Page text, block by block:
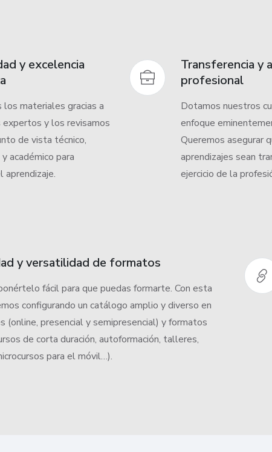
y excelencia
los materiales gracias a
y los revisamos
de vista técnico,
académico para
aprendizaje.
Transferencia y
profesional
Dotamos nuestros
enfoque
Queremos asegurar
aprendizajes sean
ejercicio de la
y versatilidad de formatos
fácil para que puedas formarte. Con esta
configurando un catálogo amplio y diverso en
(online, presencial y semipresencial) y formatos
de corta duración, autoformación, talleres,
para el móvil…).